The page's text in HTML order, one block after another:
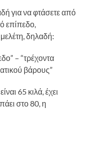
για να φτάσετε από
επίπεδο,
δηλαδή:
– “τρέχοντα
βάρους”
65 κιλά, έχει
στο 80, η